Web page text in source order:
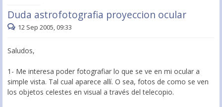
Duda astrofotografia proyeccion ocular
12 Sep 2005, 09:33
Saludos,
1- Me interesa poder fotografiar lo que se ve en mi ocular a
simple vista. Tal cual aparece allí. O sea, fotos de como se ven
los objetos celestes en visual a través del telecopio.